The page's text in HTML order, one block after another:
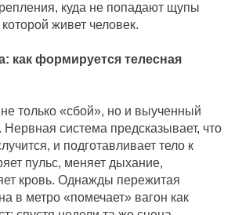
куда не попадают щупы
живет человек.
как формируется телесная
только «сбой», но и выученный
Нервная система предсказывает, что
и подготавливает тело к
пульс, меняет дыхание,
кровь. Однажды пережитая
в метро «помечает» вагон как